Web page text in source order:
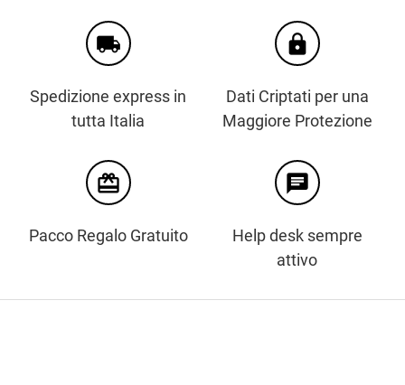
local_shipping
Spedizione express in
tutta Italia
https
Dati Criptati per una
Maggiore Protezione
card_giftcard
Pacco Regalo Gratuito
chat
Help desk sempre
attivo